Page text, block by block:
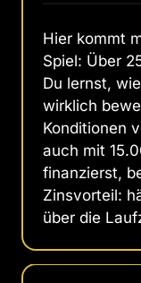
Hier kommt
Spiel: Über
Du lernst,
wirklich
Konditionen
auch mit
finanzierst,
Zinsvorteil:
über die